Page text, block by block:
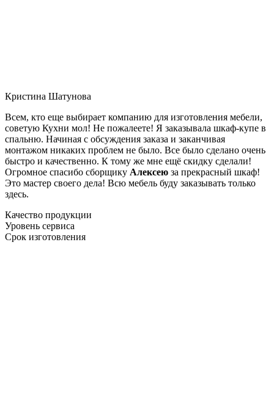
Кристина Шатунова
Всем, кто еще выбирает компанию для изготовления мебели,
советую Кухни мол! Не пожалеете! Я заказывала шкаф-купе в
спальню. Начиная с обсуждения заказа и заканчивая
монтажом никаких проблем не было. Все было сделано очень
быстро и качественно. К тому же мне ещё скидку сделали!
Огромное спасибо сборщику Алексею за прекрасный шкаф!
Это мастер своего дела! Всю мебель буду заказывать только
здесь.
Качество продукции
Уровень сервиса
Срок изготовления